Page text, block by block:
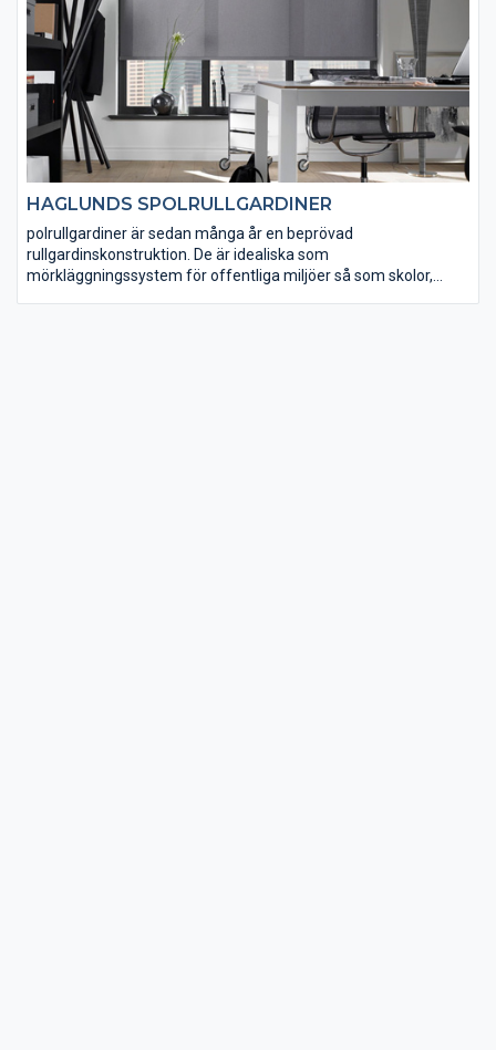
HAGLUNDS SPOLRULLGARDINER
polrullgardiner är sedan många år en beprövad
rullgardinskonstruktion. De är idealiska som
mörkläggningssystem för offentliga miljöer så som skolor,